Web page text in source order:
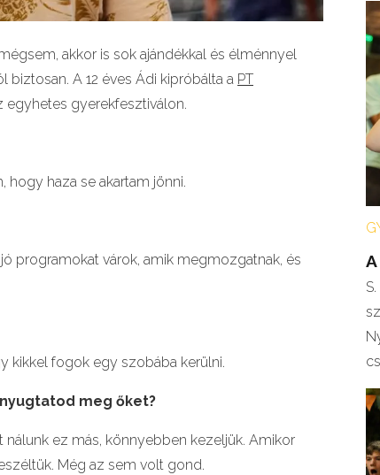
akkor is sok ajándékkal és élménnyel
biztosan. A 12 éves Ádi kipróbálta a PT
egyhetes gyerekfesztiválon.
hogy haza se akartam jönni.
programokat várok, amik megmozgatnak, és
kikkel fogok egy szobába kerülni.
meg őket?
ez más, könnyebben kezeljük. Amikor
Még az sem volt gond.